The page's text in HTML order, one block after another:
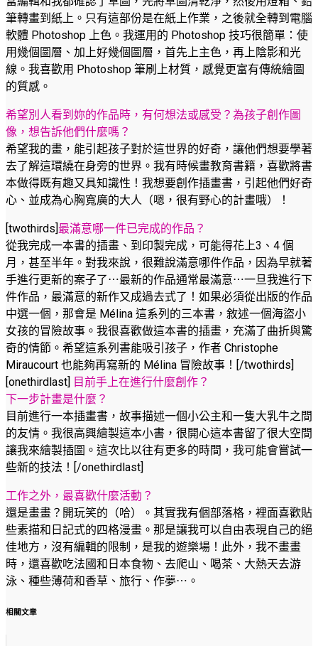
筆轉畫到紙上。只有這部份是在紙上作業，之後就全轉到電腦
軟體 Photoshop 上色。我運用的 Photoshop 技巧很簡單：使
用幾個圖層、加上好幾個圖層，首先上主色，再上陰影和光
線。我喜歡用 Photoshop 筆刷上材質，感覺更富有傳統繪圖
的質感。
希望別人看到妳的作品時，有何想法或感受？為孩子創作圖
像，想告訴他們什麼嗎？
希望我的畫，能引起孩子對於這世界的好奇，讓他們想要學著
去了解這環繞在身旁的世界。我有時候畫教育書籍，喜歡將書
本做得既有趣又具知識性！我想要創作插畫書，引起他們好奇
心、並成為心胸寬廣的大人（嗯，很有野心的計畫哦）！
[twothirds] 最滿意哪一件已完成的作品？
從我完成一本書的插畫、到印製完成，可能得花上3、4 個
月，甚至半年。對我來說，很難說滿意哪件作品，因為早就著
手進行更新的案子了⋯最新的作品通常最滿意⋯一旦我進行下
件作品，最滿意的新作又成過去式了！如果必須從出版的作品
中選一個，那會是 Mélina 這系列的三本書，敘述一個海盜小
女孩的冒險故事。我很喜歡做這本書的插畫，充滿了曲折與驚
奇的情節。希望這系列書能吸引孩子，作者 Christophe
Miraucourt 也能夠再寫新的 Mélina 冒險故事！[/twothirds]
[onethirdlast] 目前手上在進行什麼創作？
下一步計畫是什麼？
目前進行一本插畫書，故事描述一個小公主和一隻大乳牛之間
的友情。我很高興繪製這本小書，很開心這本書留了很大空間
讓我來繪製插圖。這次比以往有更多的時間，我可能會嘗試一
些新的技法！[/onethirdlast]
工作之外，最喜歡什麼活動？
還是畫畫？開玩笑的（哈）。其實我有個部落格，裡面喜歡貼
些素描和日記式的四格漫畫。那是讓我可以自由表現自己的絕
佳地方，沒有編輯的限制，是我的遊樂場！此外，我不畫畫
時，還喜歡吃法國和日本食物、去爬山、喝茶、大熱天去游
泳、種些薄荷和香草、旅行、作夢⋯。
相關文章